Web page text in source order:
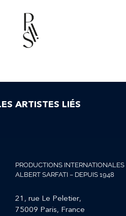
ARTISTES LIÉS
PRODUCTIONS INTERNATIONALES
ALBERT SARFATI – DEPUIS 1948
21, rue Le Peletier,
75009 Paris, France